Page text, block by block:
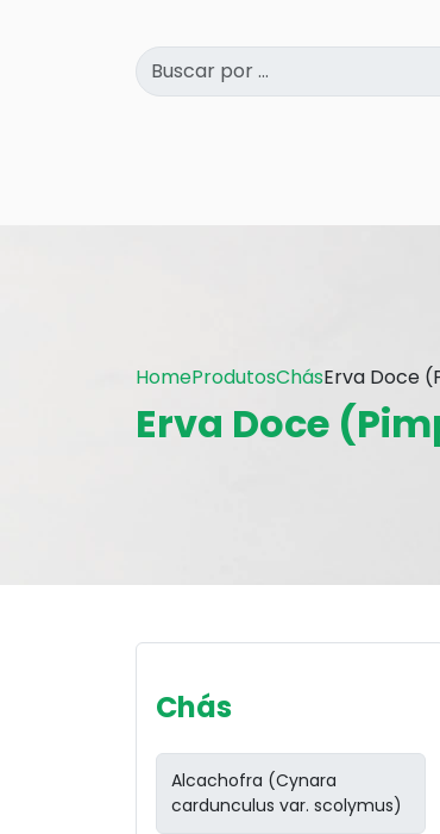
HomeProdutosChásErva Doce
Erva Doce
Chás
Alcachofra (Cynara
cardunculus var. scolymus)